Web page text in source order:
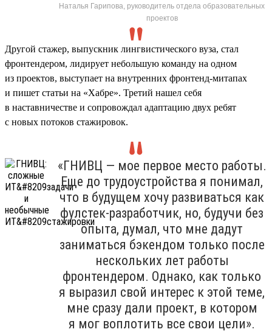
Наталья Гарипова, руководитель отдела образовательных
проектов
Другой стажер, выпускник лингвистического вуза, стал
фронтендером, лидирует небольшую команду на одном
из проектов, выступает на внутренних фронтенд-митапах
и пишет статьи на «Хабре». Третий нашел себя
в наставничестве и сопровождал адаптацию двух ребят
с новых потоков стажировок.
«ГНИВЦ — мое первое место работы.
Еще до трудоустройства я понимал,
что в будущем хочу развиваться как
фулстек-разработчик, но, будучи без
опыта, думал, что мне дадут
заниматься бэкендом только после
нескольких лет работы
фронтендером. Однако, как только
я выразил свой интерес к этой теме,
мне сразу дали проект, в котором
я мог воплотить все свои цели».